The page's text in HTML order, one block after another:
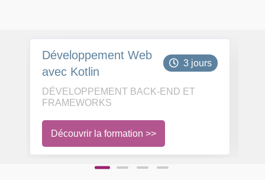
Développement Web
avec Kotlin
3 jours
DÉVELOPPEMENT BACK-END ET
FRAMEWORKS
Découvrir la formation >>